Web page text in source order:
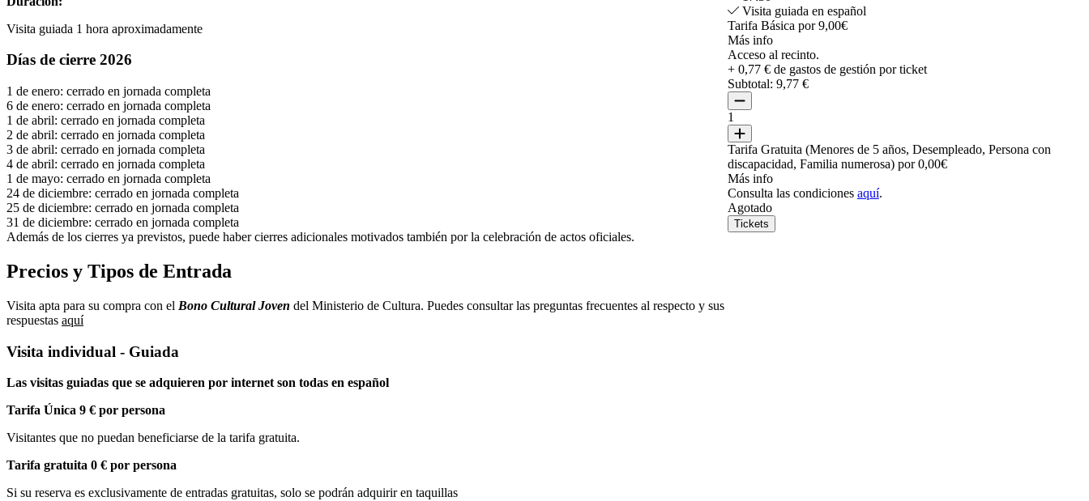
Visita guiada 1 hora aproximadamente
Días de cierre 2026
1 de enero: cerrado en jornada completa
6 de enero: cerrado en jornada completa
1 de abril: cerrado en jornada completa
2 de abril: cerrado en jornada completa
3 de abril: cerrado en jornada completa
4 de abril: cerrado en jornada completa
1 de mayo: cerrado en jornada completa
24 de diciembre: cerrado en jornada completa
25 de diciembre: cerrado en jornada completa
31 de diciembre: cerrado en jornada completa
Además de los cierres ya previstos, puede haber cierres adicionales motivados también por la celebración de actos oficiales.
Precios y Tipos de Entrada
Visita apta para su compra con el Bono Cultural Joven del Ministerio de Cultura. Puedes consultar las preguntas frecuentes al respecto y sus
respuestas aquí
Visita individual - Guiada
Las visitas guiadas que se adquieren por internet son todas en español
Tarifa Única 9 € por persona
Visitantes que no puedan beneficiarse de la tarifa gratuita.
Tarifa gratuita 0 € por persona
Si su reserva es exclusivamente de entradas gratuitas, solo se podrán adquirir en taquillas
Visita guiada en español
Tarifa Básica por 9,00€
Más info
Acceso al recinto.
+ 0,77 € de gastos de gestión por ticket
Subtotal: 9,77 €
1
Tarifa Gratuita (Menores de 5 años, Desempleado, Persona con
discapacidad, Familia numerosa) por 0,00€
Más info
Consulta las condiciones aquí.
Agotado
Tickets